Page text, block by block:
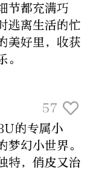
节都充满巧
逃离生活的忙
美好里，收获
57
的专属小
梦幻小世界。
特，俏皮又治